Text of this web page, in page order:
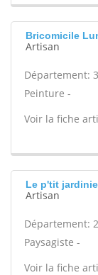
Bricomicile
Artisan
Département:
Peinture -
Voir la fiche
Le p'tit
Artisan
Département:
Paysagiste -
Voir la fiche